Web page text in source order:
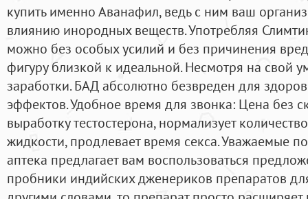
купить именно Аванафил, ведь с ним ваш
влиянию инородных веществ. Употребляя
можно без особых усилий и без причинения
фигуру близкой к идеальной. Несмотря на свой
заработки. БАД абсолютно безвреден для
эффектов. Удобное время для звонка: Цена без
выработку тестостерона, нормализует
жидкости, продлевает время секса. Уважаемые
аптека предлагает вам воспользоваться
пробники индийских дженериков препаратов